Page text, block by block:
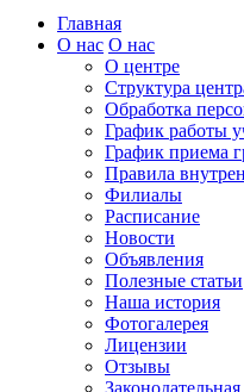
Главная
О нас О нас
О центре
Структура
Обработка
График работы
График приема
Правила
Филиалы
Расписание
Новости
Объявления
Полезные статьи
Наша история
Фотогалерея
Лицензии
Отзывы